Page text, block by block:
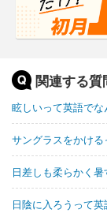
関連する質
眩しいって英語でな
サングラスをかけ
日差しも柔らかく
日陰に入ろうって